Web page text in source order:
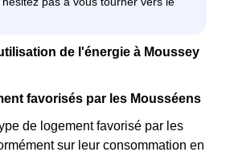
de l'énergie à Moussey
favorisés par les Mousséens
de logement favorisé par les
sur leur consommation en